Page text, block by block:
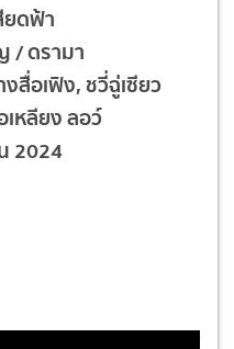
ยดฟ้า
/ ดรามา
สื่อเฟิง, ชวี่ฉู่เซียว
หลียง ลอว์
2024